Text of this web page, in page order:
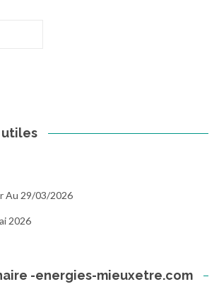
utiles
Au 29/03/2026
2026
-energies-mieuxetre.com